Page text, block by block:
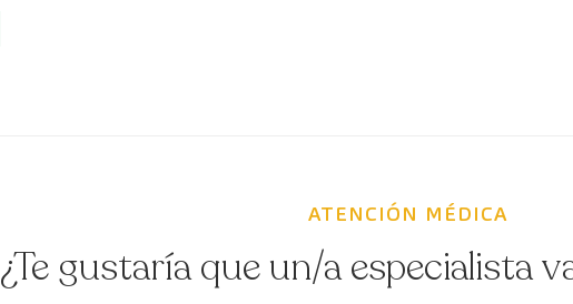
ATENCIÓN MÉDICA
¿Te gustaría que un/a especialista